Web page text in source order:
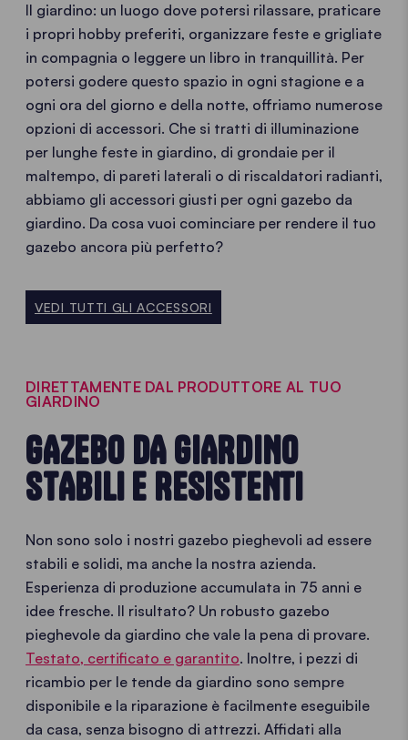
Il giardino: un luogo dove potersi rilassare, praticare
i propri hobby preferiti, organizzare feste e grigliate
in compagnia o leggere un libro in tranquillità. Per
potersi godere questo spazio in ogni stagione e a
ogni ora del giorno e della notte, offriamo numerose
opzioni di accessori. Che si tratti di illuminazione
per lunghe feste in giardino, di grondaie per il
maltempo, di pareti laterali o di riscaldatori radianti,
abbiamo gli accessori giusti per ogni gazebo da
giardino. Da cosa vuoi cominciare per rendere il tuo
gazebo ancora più perfetto?
VEDI TUTTI GLI ACCESSORI
DIRETTAMENTE DAL PRODUTTORE AL TUO
GIARDINO
GAZEBO DA GIARDINO
STABILI E RESISTENTI
Non sono solo i nostri gazebo pieghevoli ad essere
stabili e solidi, ma anche la nostra azienda.
Esperienza di produzione accumulata in 75 anni e
idee fresche. Il risultato? Un robusto gazebo
pieghevole da giardino che vale la pena di provare.
Testato, certificato e garantito. Inoltre, i pezzi di
ricambio per le tende da giardino sono sempre
disponibile e la riparazione è facilmente eseguibile
da casa, senza bisogno di attrezzi. Affidati alla